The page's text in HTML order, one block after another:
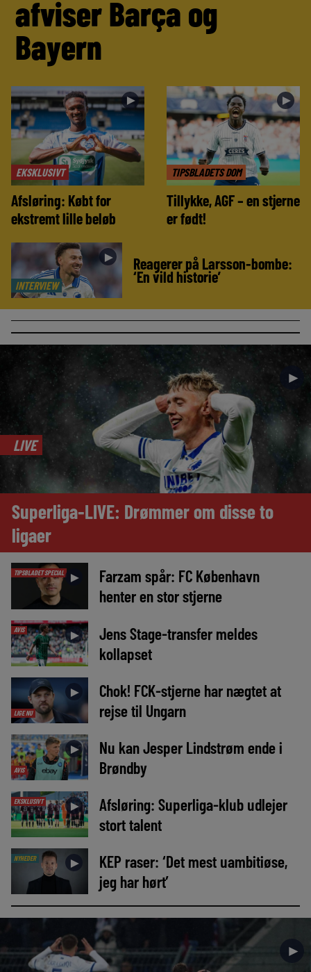
afviser Barça og
Bayern
EKSKLUSIVT
►
Afsløring: Købt for
ekstremt lille beløb
TIPSBLADETS DOM
►
Tillykke, AGF – en stjerne
er født!
INTERVIEW
► Reagerer på Larsson-bombe:
‘En vild historie’
►
LIVE
Superliga-LIVE: Drømmer om disse to
ligaer
TIPSBLADET SPECIAL ►
Farzam spår: FC København
henter en stor stjerne
AVIS ►
Jens Stage-transfer meldes
kollapset
LIGE NU
►
Chok! FCK-stjerne har nægtet at
rejse til Ungarn
AVIS
►
Nu kan Jesper Lindstrøm ende i
Brøndby
EKSKLUSIVT ►
Afsløring: Superliga-klub udlejer
stort talent
NYHEDER ►
KEP raser: ‘Det mest uambitiøse,
jeg har hørt’
►